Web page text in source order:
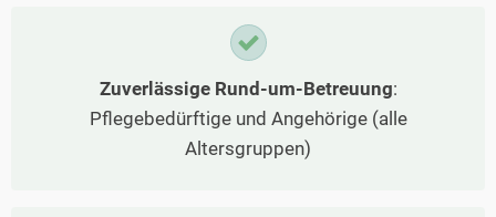
Zuverlässige Rund-um-Betreuung:
Pflegebedürftige und Angehörige (alle
Altersgruppen)